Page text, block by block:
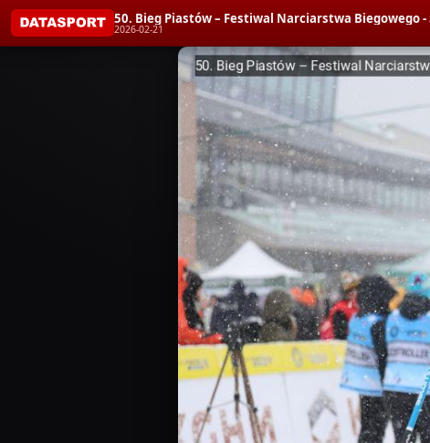
50. Bieg Piastów – Festiwal Narciarstwa Biegowego -
2026-02-21